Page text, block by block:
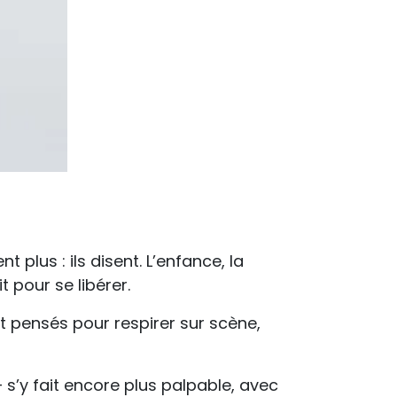
plus : ils disent. L’enfance, la
pour se libérer.
pour respirer sur scène,
fait encore plus palpable, avec